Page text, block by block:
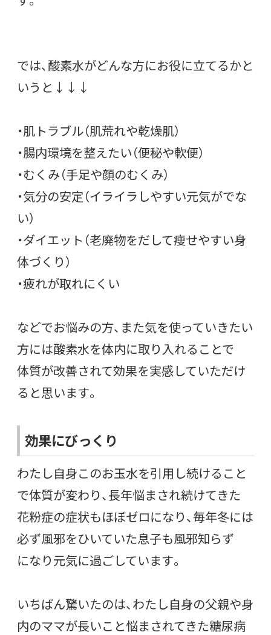
では、酸素水がどんな方にお役に立てるかと
いうと↓↓↓
・肌トラブル（肌荒れや乾燥肌）
・腸内環境を整えたい（便秘や軟便）
・むくみ（手足や顔のむくみ）
・気分の安定（イライラしやすい元気がでな
い）
・ダイエット（老廃物をだして痩せやすい身
体づくり）
・疲れが取れにくい
などでお悩みの方、また気を使っていきたい
方には酸素水を体内に取り入れることで
体質が改善されて効果を実感していただけ
ると思います。
効果にびっくり
わたし自身このお玉水を引用し続けること
で体質が変わり、長年悩まされ続けてきた
花粉症の症状もほぼゼロになり、毎年冬には
必ず風邪をひいていた息子も風邪知らず
になり元気に過ごしています。
いちばん驚いたのは、わたし自身の父親や身
内のママが長いこと悩まされてきた糖尿病